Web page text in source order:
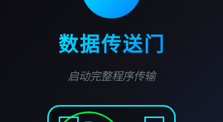
数据传送门
启动完整程序传输